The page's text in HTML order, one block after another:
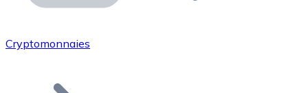
Rejoignez notre réseau de distributeurs et
Ajoutez le token de votre projet à notre service
Cryptomonnaies